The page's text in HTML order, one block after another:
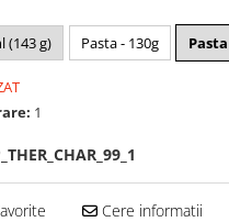
(143 g) Pasta - 130g
1
Cere informatii